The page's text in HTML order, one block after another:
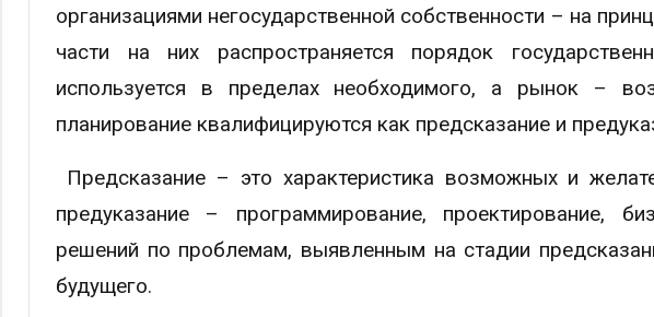
организациями негосударственной собственности – на
части на них распространяется порядок
используется в пределах необходимого, а рынок –
планирование квалифицируются как предсказание и
Предсказание – это характеристика возможных и
предуказание – программирование, проектирование,
решений по проблемам, выявленным на стадии
будущего.